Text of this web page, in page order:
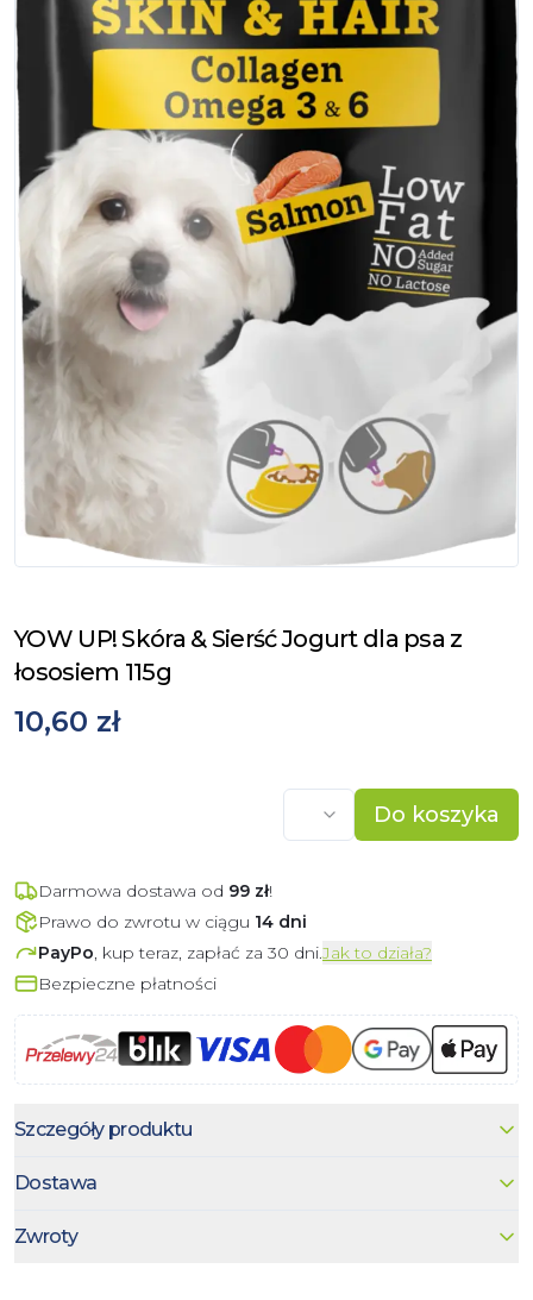
YOW UP! Skóra & Sierść Jogurt dla psa z
łososiem 115g
10,60 zł
Do koszyka
Darmowa dostawa od 99 zł!
Prawo do zwrotu w ciągu 14 dni
PayPo, kup teraz, zapłać za 30 dni.Jak to działa?
Bezpieczne płatności
Szczegóły produktu
Dostawa
Zwroty